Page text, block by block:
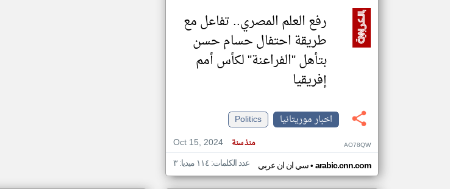
رفع العلم المصري.. تفاعل مع
طريقة احتفال حسام حسن
بتأهل "الفراعنة" لكأس أمم
إفريقيا
اخبار موريتانيا
Politics
Oct 15, 2024
منذ سنة AO78QW
سي ان ان عربي• arabic.cnn.com عدد الكلمات: ١١٤ ميديا: ٣